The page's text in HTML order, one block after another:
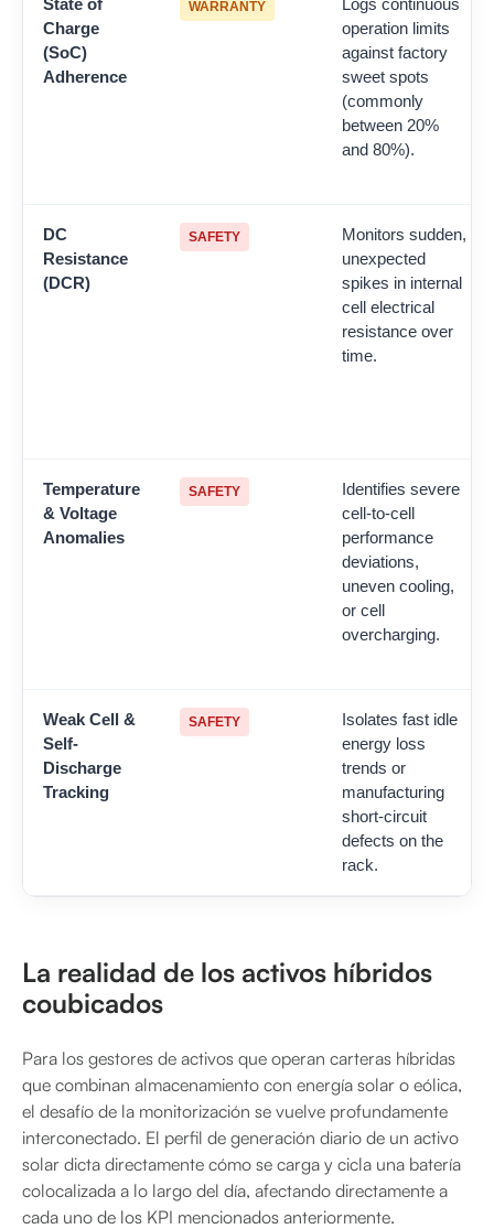
State of
Charge
(SoC)
Adherence
WARRANTY
Logs continuous
operation limits
against factory
sweet spots
(commonly
between 20%
and 80%).
DC
Resistance
(DCR)
SAFETY
Monitors sudden,
unexpected
spikes in internal
cell electrical
resistance over
time.
Temperature
& Voltage
Anomalies
SAFETY
Identifies severe
cell-to-cell
performance
deviations,
uneven cooling,
or cell
overcharging.
Weak Cell &
Self-
Discharge
Tracking
SAFETY
Isolates fast idle
energy loss
trends or
manufacturing
short-circuit
defects on the
rack.
La realidad de los activos híbridos
coubicados
Para los gestores de activos que operan carteras híbridas
que combinan almacenamiento con energía solar o eólica,
el desafío de la monitorización se vuelve profundamente
interconectado. El perfil de generación diario de un activo
solar dicta directamente cómo se carga y cicla una batería
colocalizada a lo largo del día, afectando directamente a
cada uno de los KPI mencionados anteriormente.